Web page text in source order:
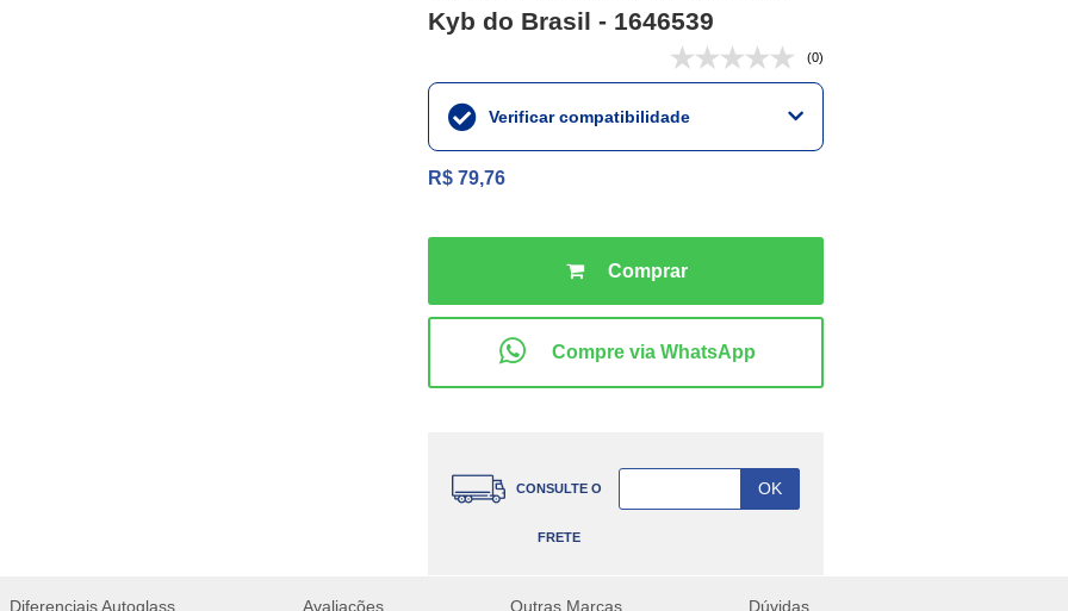
Kyb do Brasil - 1646539
(0)
Verificar compatibilidade
R$ 79,76
CONSULTE O
FRETE
Diferenciais Autoglass Avaliações Outras Marcas Dúvidas